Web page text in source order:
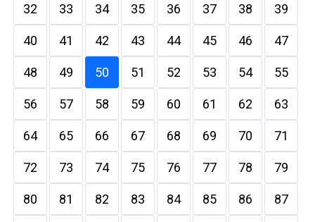
32 33 34 35 36 37 38 39
40 41 42 43 44 45 46 47
48 49 50 51 52 53 54 55
56 57 58 59 60 61 62 63
64 65 66 67 68 69 70 71
72 73 74 75 76 77 78 79
80 81 82 83 84 85 86 87